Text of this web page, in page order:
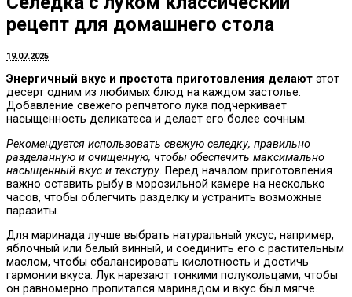
рецепт для домашнего стола
19.07.2025
Энергичный вкус и простота приготовления делают этот
десерт одним из любимых блюд на каждом застолье.
Добавление свежего репчатого лука подчеркивает
насыщенность деликатеса и делает его более сочным.
Рекомендуется использовать свежую селедку, правильно
разделанную и очищенную, чтобы обеспечить максимально
насыщенный вкус и текстуру. Перед началом приготовления
важно оставить рыбу в морозильной камере на несколько
часов, чтобы облегчить разделку и устранить возможные
паразиты.
Для маринада лучше выбрать натуральный уксус, например,
яблочный или белый винный, и соединить его с растительным
маслом, чтобы сбалансировать кислотность и достичь
гармонии вкуса. Лук нарезают тонкими полукольцами, чтобы
он равномерно пропитался маринадом и вкус был мягче.